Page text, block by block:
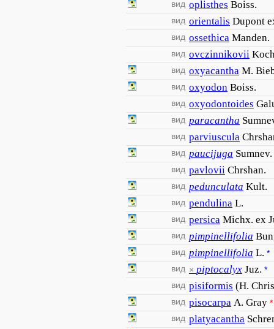
вид oplisthes Boiss.
вид orientalis Dupont
вид ossethica Manden.
вид ovczinnikovii
вид oxyacantha M.
вид oxyodon Boiss.
вид oxyodontoides
вид paracantha
вид parviuscula
вид paucijuga Sumnev.
вид pavlovii Chrshan.
вид pedunculata Kult.
вид pendulina L.
вид persica Michx. ex
вид pimpinellifolia
вид pimpinellifolia L. *
вид × piptocalyx Juz. *
вид pisiformis (H.
вид pisocarpa A. Gray *
вид platyacantha